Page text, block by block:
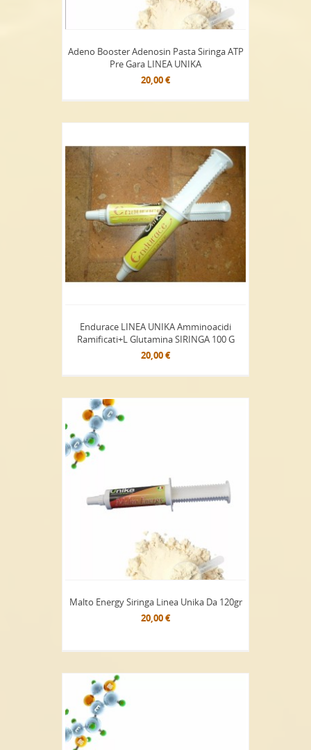
Adeno Booster Adenosin Pasta Siringa ATP
Pre Gara LINEA UNIKA
20,00 €
Endurace LINEA UNIKA Amminoacidi
Ramificati+L Glutamina SIRINGA 100 G
20,00 €
Malto Energy Siringa Linea Unika Da 120gr
20,00 €